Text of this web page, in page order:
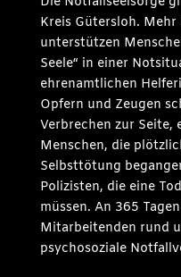
Kreis Gütersloh.
unterstützen
Seele“ in einer
ehrenamtlichen
Opfern und Zeugen
Verbrechen zur Seite,
Menschen, die
Selbsttötung
Polizisten, die eine
müssen. An 365
Mitarbeitenden rund
psychosoziale